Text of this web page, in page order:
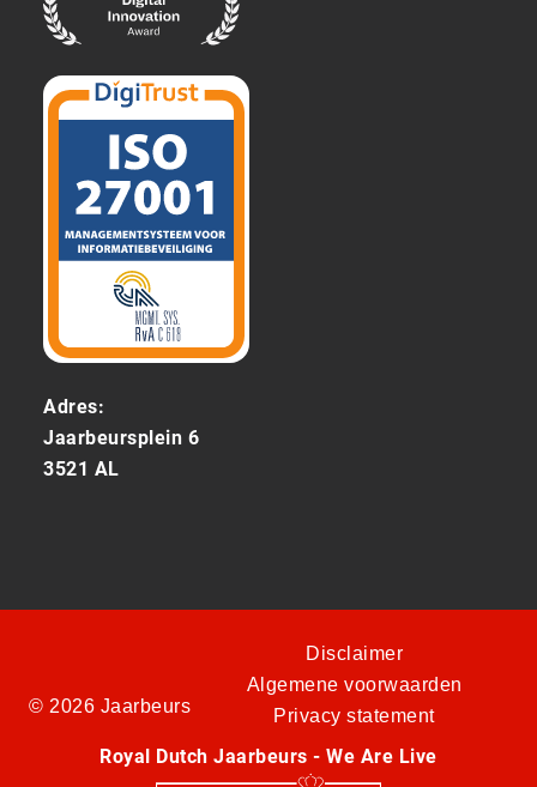
Adres:
Jaarbeursplein 6
3521 AL
© 2026 Jaarbeurs
Disclaimer
Algemene voorwaarden
Privacy statement
Royal Dutch Jaarbeurs - We Are Live